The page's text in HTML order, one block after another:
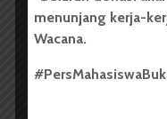
Redaksi 1
menunjang kerja-
Wacana.